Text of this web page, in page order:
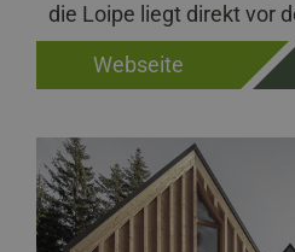
die Loipe liegt direkt vor
Webseite